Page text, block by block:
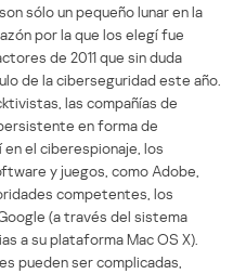
sólo un pequeño lunar en la
por la que los elegí fue
de 2011 que sin duda
de la ciberseguridad este año.
las compañías de
en forma de
el ciberespionaje, los
y juegos, como Adobe,
competentes, los
(a través del sistema
a su plataforma Mac OS X).
pueden ser complicadas,